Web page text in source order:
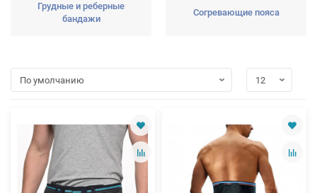
Грудные и реберные
бандажи
Согревающие пояса